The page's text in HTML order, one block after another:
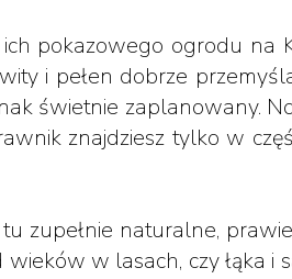
pokazowego ogrodu na
i pełen dobrze
świetnie zaplanowany.
znajdziesz tylko w
zupełnie naturalne,
w lasach, czy łąka i